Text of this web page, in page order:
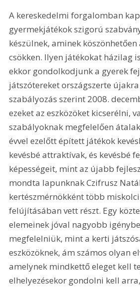
A kereskedelmi forgalomban
gyermekjátékok szigorú
készülnek, aminek köszönhetően
csökken. Ilyen játékokat házilag
ekkor gondolkodjunk a gyerek
játszótereket országszerte
szabályozás szerint 2008.
ezeket az eszközöket kicserélni,
szabályoknak megfelelően
évvel ezelőtt épített játékok
kevésbé attraktívak, és kevésbé
képességeit, mint az újabb
mondta lapunknak Czifrusz
kertészmérnökként több
felújításában vett részt. Egy
elemeinek jóval nagyobb
megfelelniük, mint a kerti
eszközöknek, ám számos olyan
amelynek mindkettő eleget kell
elhelyezésekor gondolni kell